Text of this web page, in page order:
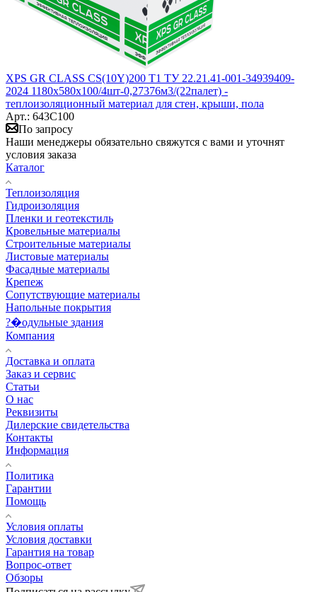
XPS GR CLASS CS(10Y)200 Т1 ТУ 22.21.41-001-34939409-
2024 1180x580x100/4шт-0,27376м3/(22палет) -
теплоизоляционный материал для стен, крыши, пола
Арт.: 643С100
По запросу
Наши менеджеры обязательно свяжутся с вами и уточнят
условия заказа
Каталог
Теплоизоляция
Гидроизоляция
Пленки и геотекстиль
Кровельные материалы
Строительные материалы
Листовые материалы
Фасадные материалы
Крепеж
Сопутствующие материалы
Напольные покрытия
?�одульные здания
Компания
Доставка и оплата
Заказ и сервис
Статьи
О нас
Реквизиты
Дилерские свидетельства
Контакты
Информация
Политика
Гарантии
Помощь
Условия оплаты
Условия доставки
Гарантия на товар
Вопрос-ответ
Обзоры